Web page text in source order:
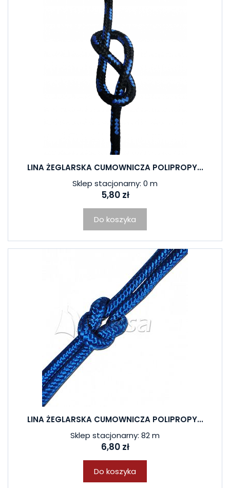
LINA ŻEGLARSKA CUMOWNICZA POLIPROPY...
Sklep stacjonarny: 0 m
5,80 zł
Do koszyka
LINA ŻEGLARSKA CUMOWNICZA POLIPROPY...
Sklep stacjonarny: 82 m
6,80 zł
Do koszyka